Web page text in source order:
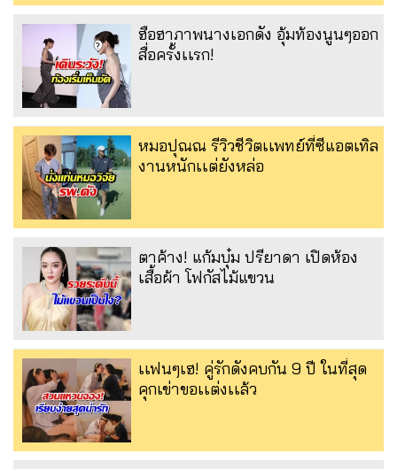
ฮือฮาภาพนางเอกดัง อุ้มท้องนูนๆออก
สื่อครั้งเเรก!
หมอปุณณ รีวิวชีวิตเเพทย์ที่ซีแอตเทิล
งานหนักเเต่ยังหล่อ
ตาค้าง! แก้มบุ๋ม ปรียาดา เปิดห้อง
เสื้อผ้า โฟกัสไม้แขวน
เเฟนๆเฮ! คู่รักดังคบกัน 9 ปี ในที่สุด
คุกเข่าขอเเต่งเเล้ว